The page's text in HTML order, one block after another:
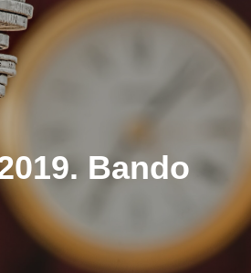
Bando